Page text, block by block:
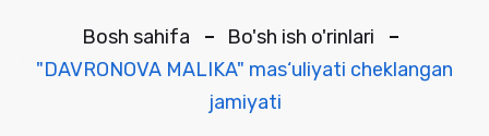
Bosh sahifa
Bo'sh ish o'rinlari
"DAVRONOVA MALIKA" mas‘uliyati cheklangan
jamiyati